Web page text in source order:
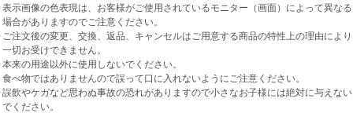
示画像の色表現は、お客様がご使用されているモニター（画面）によって異なる
がありますのでご注意ください。
注文後の変更、交換、返品、キャンセルはご用意する商品の特性上の理由により
お受けできません。
来の用途以外に使用しないでください。
べ物ではありませんので誤って口に入れないようにご注意ください。
飲やケガなど思わぬ事故の恐れがありますので小さなお子様には絶対に与えない
ださい。